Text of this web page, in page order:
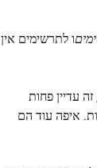
ו לתרשימים אין
אם כן, זה עדיין פחות
איפה עוד הם